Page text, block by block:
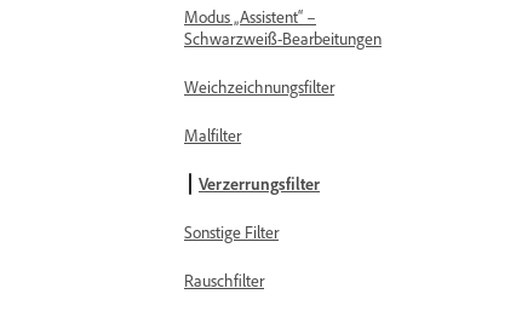
Modus „Assistent“ –
Schwarzweiß-Bearbeitungen
Weichzeichnungsfilter
Malfilter
Verzerrungsfilter
Sonstige Filter
Rauschfilter